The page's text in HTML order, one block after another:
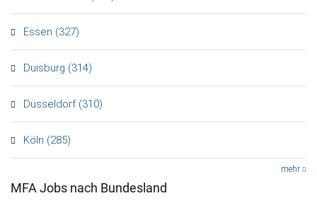
Essen (327)
Duisburg (314)
Düsseldorf (310)
Köln (285)
mehr
MFA Jobs nach Bundesland